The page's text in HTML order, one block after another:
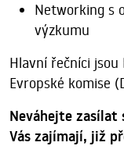
Networking s
výzkumu
Hlavní řečníci
Evropské komise
Neváhejte zasílat
Vás zajímají, již